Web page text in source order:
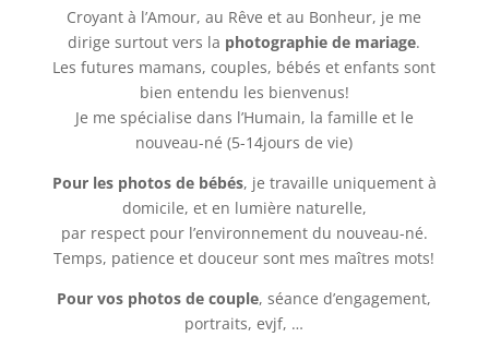
Croyant à l’Amour, au Rêve et au Bonheur, je me
dirige surtout vers la photographie de mariage.
Les futures mamans, couples, bébés et enfants sont
bien entendu les bienvenus!
Je me spécialise dans l’Humain, la famille et le
nouveau-né (5-14jours de vie)
Pour les photos de bébés, je travaille uniquement à
domicile, et en lumière naturelle,
par respect pour l’environnement du nouveau-né.
Temps, patience et douceur sont mes maîtres mots!
Pour vos photos de couple, séance d’engagement,
portraits, evjf, …